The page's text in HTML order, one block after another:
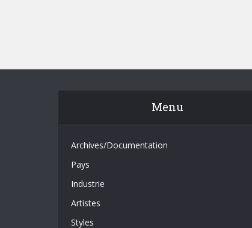
Menu
Archives/Documentation
Pays
Industrie
Artistes
Styles